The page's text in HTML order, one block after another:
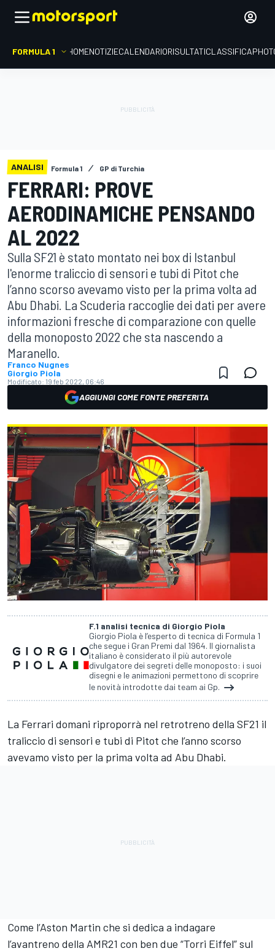
FORMULA 1 HOMENOTIZIECALENDARIORISULTATICLASSIFICA
ANALISI Formula 1 GP di Turchia
FERRARI: PROVE
AERODINAMICHE PENSANDO
AL 2022
Sulla SF21 è stato montato nei box di Istanbul
l'enorme traliccio di sensori e tubi di Pitot che
l’anno scorso avevamo visto per la prima volta ad
Abu Dhabi. La Scuderia raccoglie dei dati per avere
informazioni fresche di comparazione con quelle
della monoposto 2022 che sta nascendo a
Maranello.
Franco Nugnes
Giorgio Piola
Modificato: 19 feb 2022, 06:46
AGGIUNGI COME FONTE PREFERITA
F.1 analisi tecnica di Giorgio Piola
Giorgio Piola è l’esperto di tecnica di Formula 1
che segue i Gran Premi dal 1964. Il giornalista
italiano è considerato il più autorevole
divulgatore dei segreti delle monoposto: i suoi
disegni e le animazioni permettono di scoprire
le novità introdotte dai team ai Gp.
La Ferrari domani riproporrà nel retrotreno della SF21 il
traliccio di sensori e tubi di Pitot che l’anno scorso
avevamo visto per la prima volta ad Abu Dhabi.
Come l’Aston Martin che si dedica a indagare
l’avantreno della AMR21 con ben due “Torri Eiffel” sul